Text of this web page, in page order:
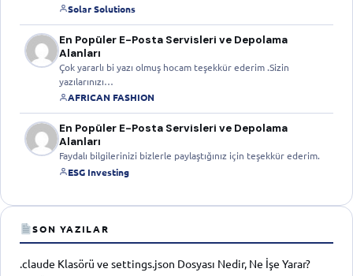
Solar Solutions
En Popüler E-Posta Servisleri ve Depolama
Alanları
Çok yararlı bi yazı olmuş hocam teşekkür ederim .Sizin
yazılarınızı…
AFRICAN FASHION
En Popüler E-Posta Servisleri ve Depolama
Alanları
Faydalı bilgilerinizi bizlerle paylaştığınız için teşekkür ederim.
ESG Investing
SON YAZILAR
.claude Klasörü ve settings.json Dosyası Nedir, Ne İşe Yarar?